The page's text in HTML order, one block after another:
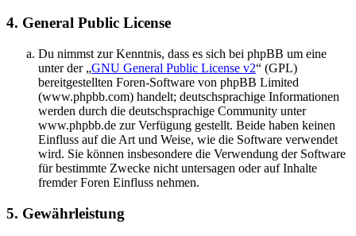
4. General Public License
Du nimmst zur Kenntnis, dass es sich bei phpBB um eine
unter der „GNU General Public License v2“ (GPL)
bereitgestellten Foren-Software von phpBB Limited
(www.phpbb.com) handelt; deutschsprachige Informationen
werden durch die deutschsprachige Community unter
www.phpbb.de zur Verfügung gestellt. Beide haben keinen
Einfluss auf die Art und Weise, wie die Software verwendet
wird. Sie können insbesondere die Verwendung der Software
für bestimmte Zwecke nicht untersagen oder auf Inhalte
fremder Foren Einfluss nehmen.
5. Gewährleistung